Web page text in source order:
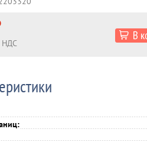
НДС